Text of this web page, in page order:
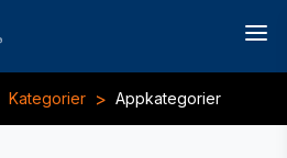
Kategorier > Appkategorier